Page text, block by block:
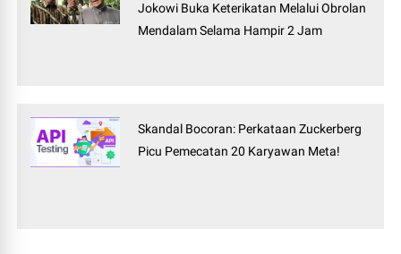
Jokowi Buka Keterikatan Melalui Obrolan
Mendalam Selama Hampir 2 Jam
Skandal Bocoran: Perkataan Zuckerberg
Picu Pemecatan 20 Karyawan Meta!